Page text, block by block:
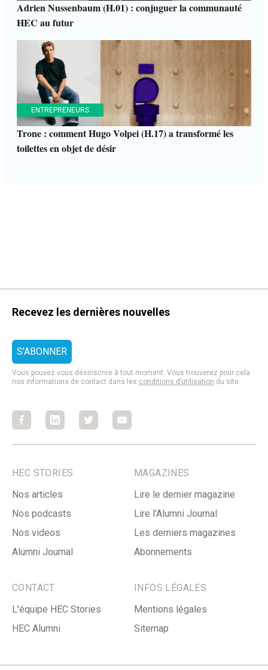
Adrien Nussenbaum (H.01) : conjuguer la communauté
HEC au futur
ENTREPRENEURS
Trone : comment Hugo Volpei (H.17) a transformé les
toilettes en objet de désir
Recevez les dernières nouvelles
Vous pouvez vous désinscrire à tout moment. Vous trouverez pour cela
nos informations de contact dans les conditions d’utilisation du site.
FacebookFacebookFacebookFacebook
HEC STORIES
Nos articles
Nos podcasts
Nos videos
Alumni Journal
MAGAZINES
Lire le dernier magazine
Lire l'Alumni Journal
Les derniers magazines
Abonnements
CONTACT
L'équipe HEC Stories
HEC Alumni
INFOS LÉGALES
Mentions légales
Sitemap